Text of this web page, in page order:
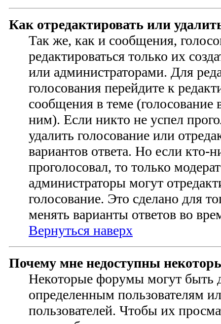
Как отредактировать или
Так же, как и сообщения,
редактироваться только их
или администраторами. Для
голосования перейдите к
сообщения в теме (голосование
ним). Если никто не успел
удалить голосование или
вариантов ответа. Но если кто-
проголосовал, то только
администраторы могут
голосование. Это сделано для
менять варианты ответов во
Вернуться наверх
Почему мне недоступны
Некоторые форумы могут быть
определенным пользователям
пользователей. Чтобы их